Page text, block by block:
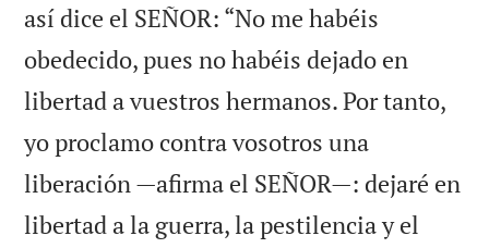
así dice el SEÑOR: “No me habéis
obedecido, pues no habéis dejado en
libertad a vuestros hermanos. Por tanto,
yo proclamo contra vosotros una
liberación —afirma el SEÑOR—: dejaré en
libertad a la guerra, la pestilencia y el